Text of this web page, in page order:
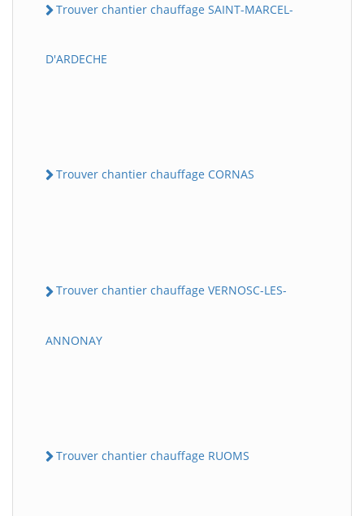
Trouver chantier chauffage SAINT-MARCEL-
D'ARDECHE
Trouver chantier chauffage CORNAS
Trouver chantier chauffage VERNOSC-LES-
ANNONAY
Trouver chantier chauffage RUOMS